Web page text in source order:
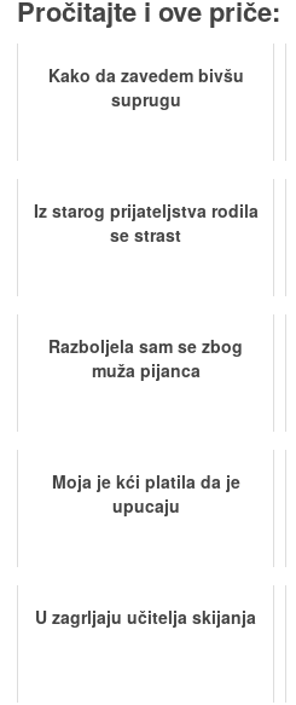
Pročitajte i ove priče:
Kako da zavedem bivšu
suprugu
Iz starog prijateljstva rodila
se strast
Razboljela sam se zbog
muža pijanca
Moja je kći platila da je
upucaju
U zagrljaju učitelja skijanja